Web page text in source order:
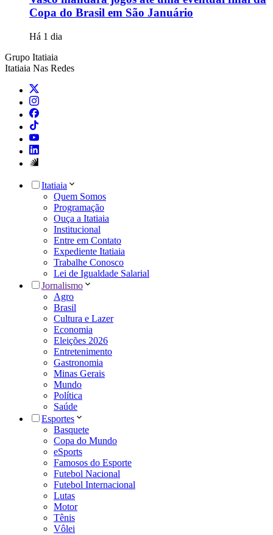
Copa do Brasil em São Januário
Há 1 dia
Grupo Itatiaia
Itatiaia Nas Redes
Itatiaia
Quem Somos
Programação
Ouça a Itatiaia
Institucional
Entre em Contato
Expediente Itatiaia
Trabalhe Conosco
Lei de Igualdade Salarial
Jornalismo
Agro
Brasil
Cultura e Lazer
Economia
Eleições 2026
Entretenimento
Gastronomia
Minas Gerais
Mundo
Política
Saúde
Esportes
Basquete
Copa do Mundo
eSports
Famosos do Esporte
Futebol Nacional
Futebol Internacional
Lutas
Motor
Tênis
Vôlei